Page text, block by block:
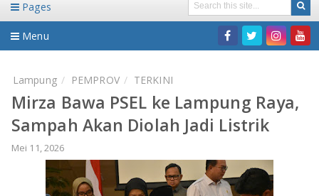
Pages
Menu
DAERAH
NASIONAL
DAERAH
HUKUM-KRIMINAL
PENDIDIKAN
Lampung PEMPROV TERKINI
Mirza Bawa PSEL ke Lampung Raya,
Sampah Akan Diolah Jadi Listrik
Mei 11, 2026